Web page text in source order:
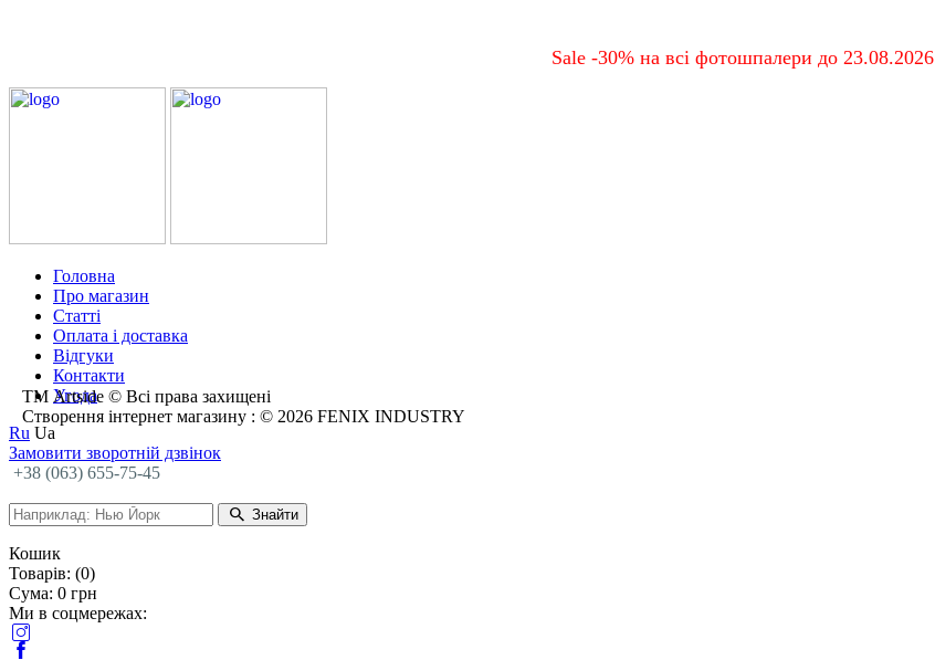
Sale -30% на всі фотошпалери до 23.08.2026
Головна
Про магазин
Статті
Оплата і доставка
Відгуки
Контакти
Угода
Ru Ua
Замовити зворотній дзвінок
+38 (063) 655-75-45
Знайти
Кошик
Товарів: (0)
Сума: 0 грн
Ми в соцмережах:
ТМ Artside © Всі права захищені
Створення інтернет магазину : © 2026 FENIX INDUSTRY